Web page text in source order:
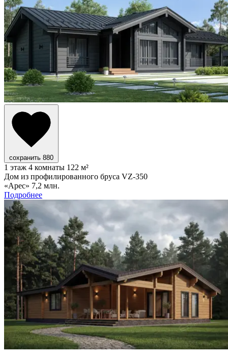
сохранить 880
1 этаж 4 комнаты 122 м²
Дом из профилированного бруса VZ-350
«Арес» 7,2 млн.
Подробнее